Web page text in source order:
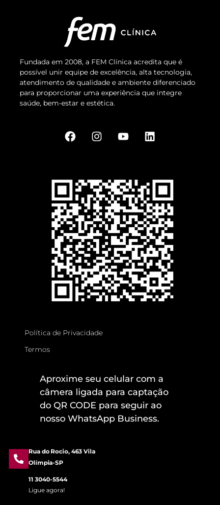
Fundada em 2008, a FEM Clínica acredita que é
possível unir equipe de excelência, alta tecnologia,
atendimento de qualidade e ambiente diferenciado
para proporcionar uma experiência que integre
saúde, bem-estar e estética.
Política de Privacidade
Termos
Aproxime seu celular com a
câmera ligada para captação
do QR CODE para seguir ao
nosso WhatsApp Business.
Rua do Rocio, 463 Vila
Olímpia-SP
11 3040-5544
Ligue agora!